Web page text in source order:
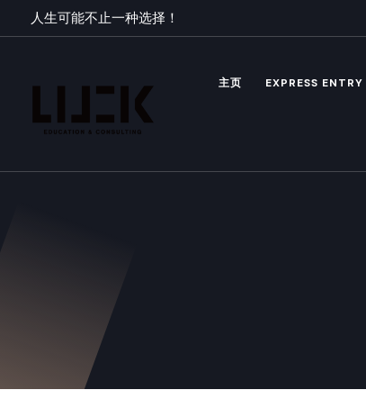
人生可能不止一种选择！
主页 EXPRESS ENTRY